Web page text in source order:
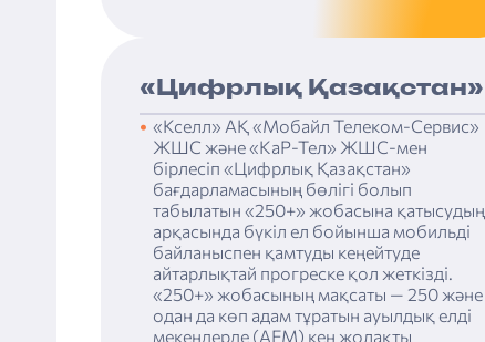
«Цифрлық Қазақстан»
«Кселл» АҚ «Мобайл Телеком-Сервис»
ЖШС және «КаР-Тел» ЖШС-мен
бірлесіп «Цифрлық Қазақстан»
бағдарламасының бөлігі болып
табылатын «250+» жобасына қатысудың
арқасында бүкіл ел бойынша мобильді
байланыспен қамтуды кеңейтуде
айтарлықтай прогреске қол жеткізді.
«250+» жобасының мақсаты — 250 және
одан да көп адам тұратын ауылдық елді
мекендерде (АЕМ) кең жолақты